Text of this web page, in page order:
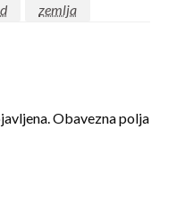
zemlja
Obavezna polja